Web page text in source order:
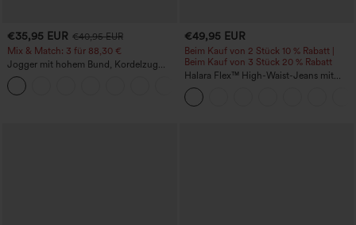
€35,95 EUR €40,95 EUR
Mix & Match: 3 für 88,30 €
Jogger mit hohem Bund, Kordelzug
und Raffung, schmal zulaufend,
schnelltrocknend mit kühlendem Griff,
mit Taschen - UPF40+
€49,95 EUR
Beim Kauf von 2 Stück 10 % Rabatt |
Beim Kauf von 3 Stück 20 % Rabatt
Halara Flex™ High-Waist-Jeans mit
Bauchkontrolle, weitem Bein und
Taschen